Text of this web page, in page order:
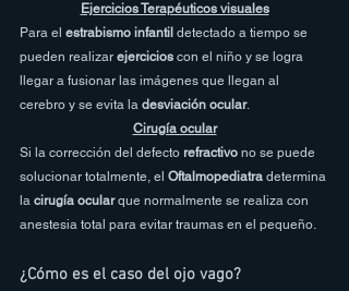
Ejercicios Terapéuticos visuales
Para el estrabismo infantil detectado a tiempo se
pueden realizar ejercicios con el niño y se logra
llegar a fusionar las imágenes que llegan al
cerebro y se evita la desviación ocular.
Cirugía ocular
Si la corrección del defecto refractivo no se puede
solucionar totalmente, el Oftalmopediatra determina
la cirugía ocular que normalmente se realiza con
anestesia total para evitar traumas en el pequeño.
¿Cómo es el caso del ojo vago?